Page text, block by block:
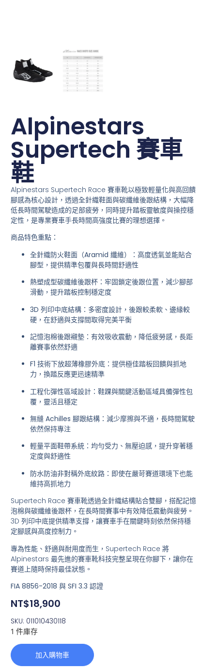
Alpinestars
Supertech 賽車
鞋
Alpinestars Supertech Race 賽車靴以極致輕量化與高回饋
腳感為核心設計，透過全針織鞋面與碳纖維後跟結構，大幅降
低長時間駕駛造成的足部疲勞，同時提升踏板靈敏度與操控穩
定性，是專業賽車手長時間高強度比賽的理想選擇。
商品特色重點：
全針織防火鞋面（Aramid 纖維）
：高度透氣並能貼合
腳型，提供精準包覆與長時間舒適性
熱塑成型碳纖維後跟杯 ：牢固鎖定後跟位置，減少腳部
滑動，提升踏板控制穩定度
3D 列印中底結構 ：多密度設計，後跟較柔軟、邊緣較
硬，在舒適與支撐間取得完美平衡
記憶泡棉後跟襯墊 ：有效吸收震動，降低疲勞感，長距
離賽事依然舒適
F1 技術下放超薄橡膠外底 ：提供極佳踏板回饋與抓地
力，換踏反應更迅速精準
工程化彈性區域設計 ：鞋踝與關鍵活動區域具備彈性包
覆，靈活且穩定
無縫 Achilles 腳跟結構 ：減少摩擦與不適，長時間駕駛
依然保持專注
輕量平面鞋帶系統 ：均勻受力、無壓迫感，提升穿著穩
定度與舒適性
防水防油非對稱外底紋路 ：即使在嚴苛賽道環境下也能
維持高抓地力
Supertech Race 賽車靴透過全針織結構貼合雙腳，搭配記憶
泡棉與碳纖維後跟杯，在長時間賽事中有效降低震動與疲勞。
3D 列印中底提供精準支撐，讓賽車手在關鍵時刻依然保持穩
定腳感與高度控制力。
專為性能、舒適與耐用度而生，Supertech Race 將
Alpinestars 最先進的賽車靴科技完整呈現在你腳下，讓你在
賽道上隨時保持最佳狀態。
FIA 8856-2018 與 SFI 3.3 認證
NT$18,900
SKU: 011010430118
1 件庫存
加入購物車